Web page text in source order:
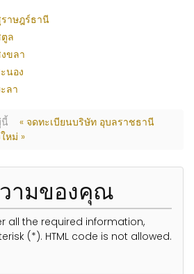
าษฎร์ธานี
ล
ขลา
นอง
ลา
« จดทะเบียนบริษัท อุบลราชธานี
หม่ »
ามของคุณ
all the required information,
(*). HTML code is not allowed.